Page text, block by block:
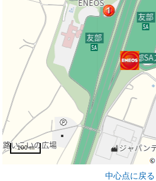
100 m
中心点に戻る